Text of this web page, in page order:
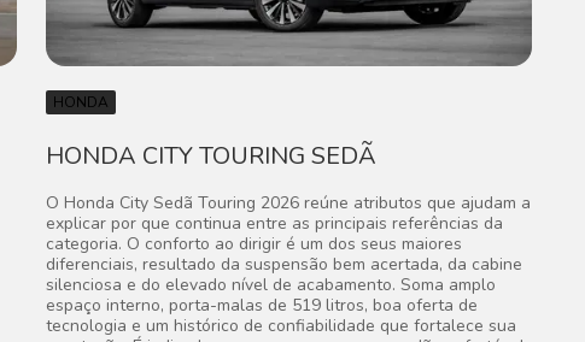
HONDA
HONDA CITY TOURING SEDÃ
O Honda City Sedã Touring 2026 reúne atributos que ajudam a
explicar por que continua entre as principais referências da
categoria. O conforto ao dirigir é um dos seus maiores
diferenciais, resultado da suspensão bem acertada, da cabine
silenciosa e do elevado nível de acabamento. Soma amplo
espaço interno, porta-malas de 519 litros, boa oferta de
tecnologia e um histórico de confiabilidade que fortalece sua